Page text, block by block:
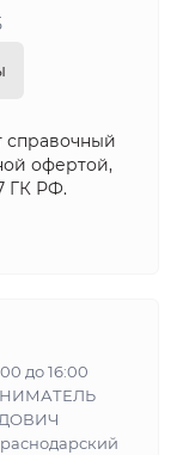
справочный
офертой,
ГК РФ.
до 16:00